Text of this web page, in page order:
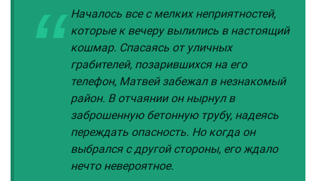
Началось все с мелких неприятностей,
которые к вечеру вылились в настоящий
кошмар. Спасаясь от уличных
грабителей, позарившихся на его
телефон, Матвей забежал в незнакомый
район. В отчаянии он нырнул в
заброшенную бетонную трубу, надеясь
переждать опасность. Но когда он
выбрался с другой стороны, его ждало
нечто невероятное.